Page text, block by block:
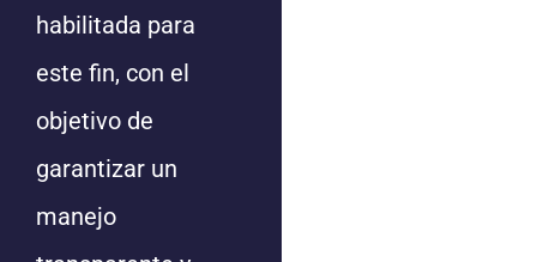
habilitada para
este fin, con el
objetivo de
garantizar un
manejo